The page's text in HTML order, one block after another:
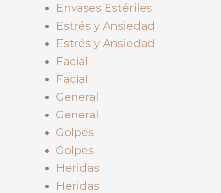
Envases Estériles
Estrés y Ansiedad
Estrés y Ansiedad
Facial
Facial
General
General
Golpes
Golpes
Heridas
Heridas